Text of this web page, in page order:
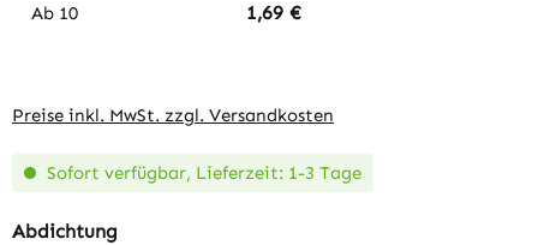
Ab 10 1,69 €
Preise inkl. MwSt. zzgl. Versandkosten
Sofort verfügbar, Lieferzeit: 1-3 Tage
Abdichtung